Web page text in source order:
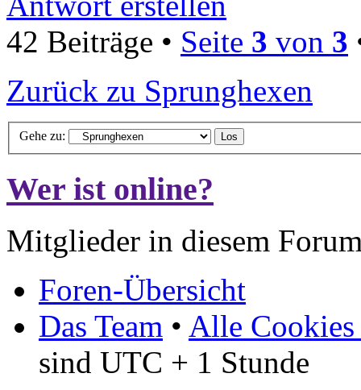
42 Beiträge • Seite 3 von 3
Zurück zu Sprunghexen
Gehe zu:
Wer ist online?
Mitglieder in diesem
Foren-Übersicht
Das Team • Alle Cookies
sind UTC + 1 Stunde